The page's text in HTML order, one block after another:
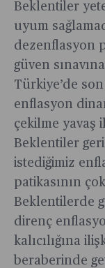
Beklentiler
uyum
dezenflasyon
güven
Türkiye’de
enflasyon
çekilme yavaş
Beklentiler
istediğimiz
patikasının
Beklentilerde
direnç
kalıcılığına
beraberinde